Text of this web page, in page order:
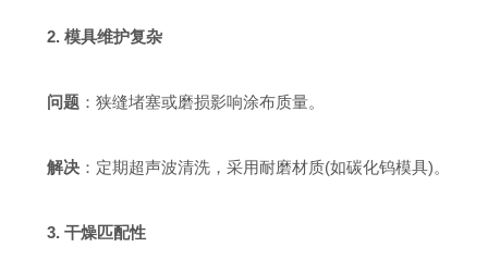
2. 模具维护复杂
问题 ：狭缝堵塞或磨损影响涂布质量。
解决 ：定期超声波清洗，采用耐磨材质(如碳化钨模具)。
3. 干燥匹配性